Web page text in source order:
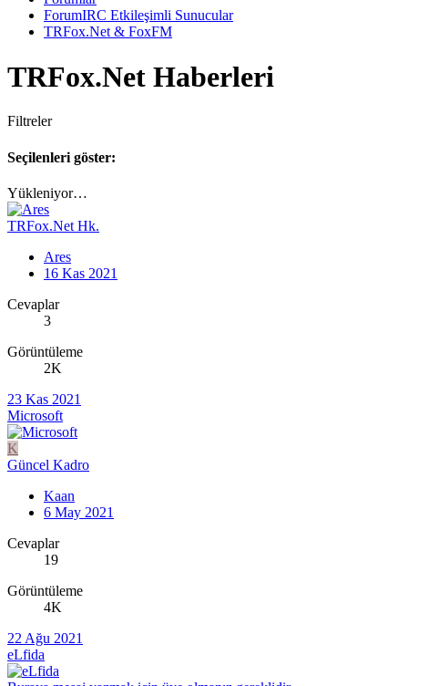
ForumIRC Etkileşimli Sunucular
TRFox.Net & FoxFM
TRFox.Net Haberleri
Filtreler
Seçilenleri göster:
Yükleniyor…
TRFox.Net Hk.
Ares
16 Kas 2021
Cevaplar
3
Görüntüleme
2K
23 Kas 2021
Microsoft
K
Güncel Kadro
Kaan
6 May 2021
Cevaplar
19
Görüntüleme
4K
22 Ağu 2021
eLfida